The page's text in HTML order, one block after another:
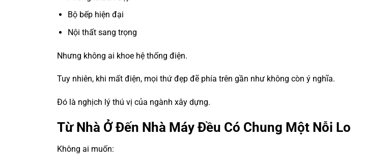
Bộ bếp hiện đại
Nội thất sang trọng
Nhưng không ai khoe hệ thống điện.
Tuy nhiên, khi mất điện, mọi thứ đẹp đẽ phía trên gần như không còn ý nghĩa.
Đó là nghịch lý thú vị của ngành xây dựng.
Từ Nhà Ở Đến Nhà Máy Đều Có Chung Một Nỗi Lo
Không ai muốn: